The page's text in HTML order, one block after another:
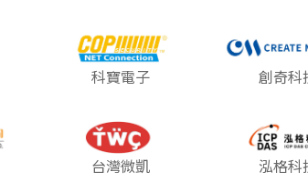
科寶電子 創奇科
台灣微凱 泓格科